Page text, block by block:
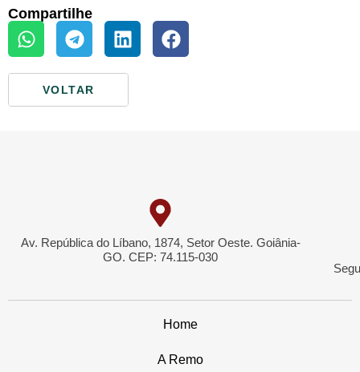
Compartilhe
VOLTAR
Av. República do Líbano, 1874, Setor Oeste. Goiânia-
GO. CEP: 74.115-030
Home
A Remo